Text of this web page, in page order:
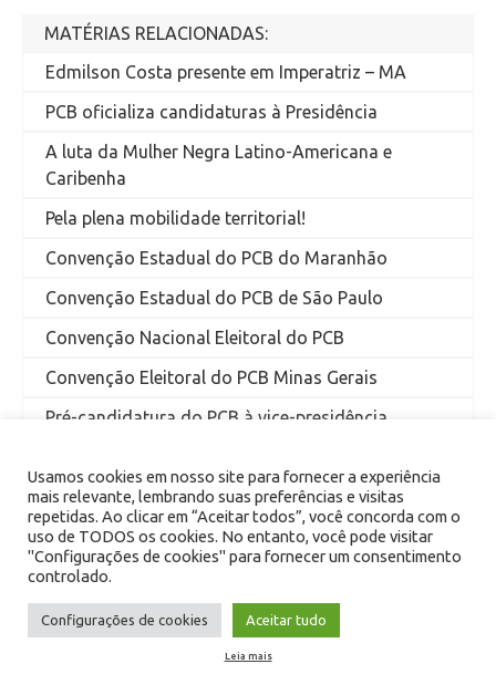
MATÉRIAS RELACIONADAS:
Edmilson Costa presente em Imperatriz – MA
PCB oficializa candidaturas à Presidência
A luta da Mulher Negra Latino-Americana e
Caribenha
Pela plena mobilidade territorial!
Convenção Estadual do PCB do Maranhão
Convenção Estadual do PCB de São Paulo
Convenção Nacional Eleitoral do PCB
Convenção Eleitoral do PCB Minas Gerais
Pré-candidatura do PCB à vice-presidência
ELEIÇÕES 2026 – FEFC
Entrevista de Edmilson Costa para Sputnik Brasil
Os jovens comunistas e as eleições
Pela vida das mulheres, meninas e pessoas que
gestam!
Usamos cookies em nosso site para fornecer a experiência
mais relevante, lembrando suas preferências e visitas
repetidas. Ao clicar em “Aceitar todos”, você concorda com o
uso de TODOS os cookies. No entanto, você pode visitar
"Configurações de cookies" para fornecer um consentimento
controlado.
Configurações de cookies Aceitar tudo
Leia mais